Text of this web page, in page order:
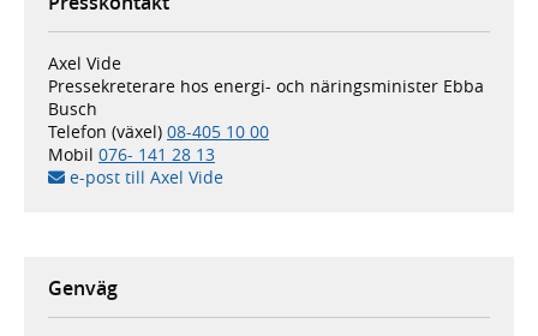
Axel Vide
Pressekreterare hos energi- och näringsminister Ebba
Busch
Telefon (växel) 08-405 10 00
Mobil 076- 141 28 13
e-post till Axel Vide
Genväg